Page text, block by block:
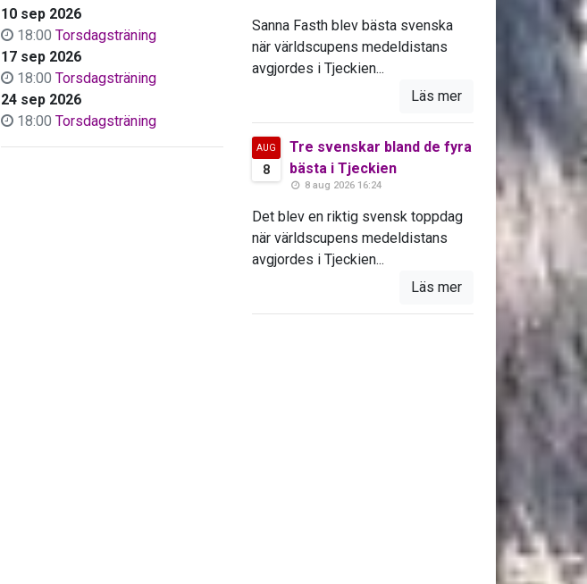
10 sep 2026
18:00 Torsdagsträning
17 sep 2026
18:00 Torsdagsträning
24 sep 2026
18:00 Torsdagsträning
Sanna Fasth blev bästa svenska
när världscupens medeldistans
avgjordes i Tjeckien...
Läs mer
AUG
8
Tre svenskar bland de fyra
bästa i Tjeckien
8 aug 2026 16:24
Det blev en riktig svensk toppdag
när världscupens medeldistans
avgjordes i Tjeckien...
Läs mer